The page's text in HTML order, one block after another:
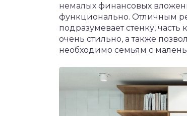
немалых финансовых
функционально. Отличным
подразумевает стенку,
очень стильно, а также
необходимо семьям с